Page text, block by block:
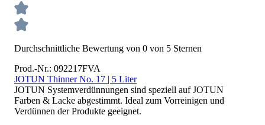
Durchschnittliche Bewertung von 0 von 5 Sternen
Prod.-Nr.: 092217FVA
JOTUN Thinner No. 17 | 5 Liter
JOTUN Systemverdünnungen sind speziell auf JOTUN
Farben & Lacke abgestimmt. Ideal zum Vorreinigen und
Verdünnen der Produkte geeignet.